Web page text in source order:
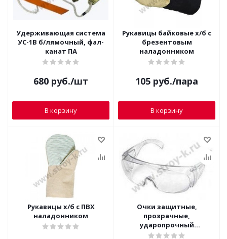
Удерживающая система
УС-1В б/лямочный, фал-
канат ПА
680 руб./шт
В корзину
Рукавицы байковые х/б с
брезентовым
наладонником
105 руб./пара
В корзину
Рукавицы х/б с ПВХ
наладонником
Очки защитные,
прозрачные,
ударопрочный
поликарбонат 89155